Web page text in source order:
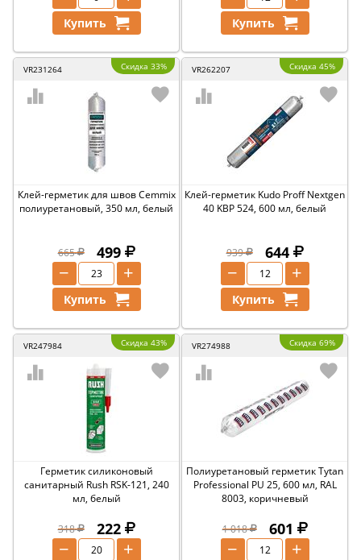
Купить Купить
VR231264 Скидка 33%
Клей-герметик для швов Cemmix
полиуретановый, 350 мл, белый
665 499
+
−
Купить
VR262207 Скидка 45%
Клей-герметик Kudo Proff Nextgen
40 KBP 524, 600 мл, белый
939 644
+
−
Купить
VR247984 Скидка 43%
Герметик силиконовый
санитарный Rush RSK-121, 240
мл, белый
318 222
+
−
VR274988 Скидка 69%
Полиуретановый герметик Tytan
Professional PU 25, 600 мл, RAL
8003, коричневый
1 018 601
+
−